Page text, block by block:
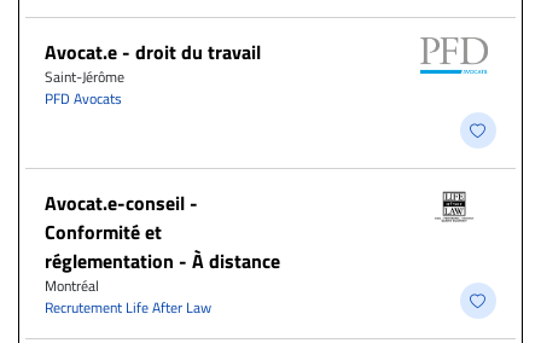
Avocat.e - droit du travail
Saint-Jérôme
PFD Avocats
​Avocat.e-conseil -
Conformité et
réglementation - À distance
Montréal
Recrutement Life After Law